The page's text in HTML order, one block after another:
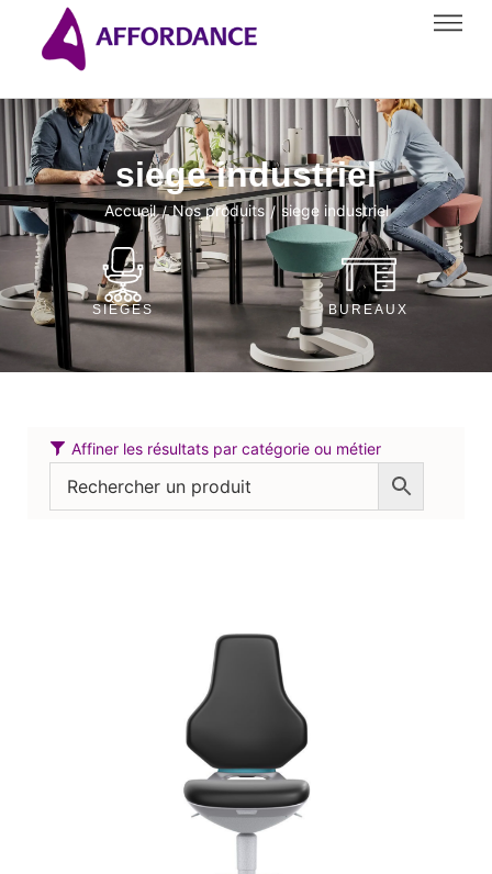
siege industriel
Accueil / Nos produits / siege industriel
SIÈGES BUREAUX
Affiner les résultats par catégorie ou métier